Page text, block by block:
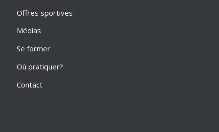
Offres sportives
Médias
Se former
Où pratiquer?
Contact